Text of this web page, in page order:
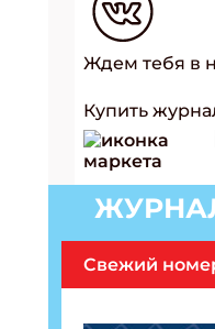
Ждем тебя в
Купить
Свежий